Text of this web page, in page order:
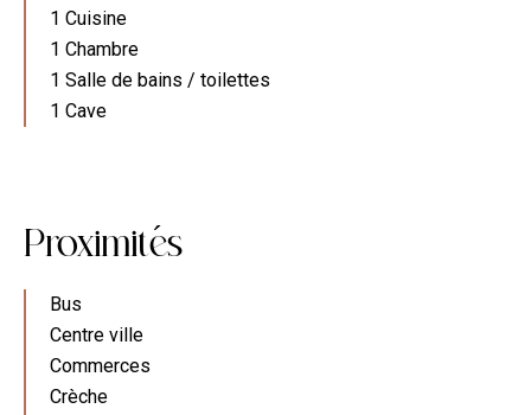
1 Cuisine
1 Chambre
1 Salle de bains / toilettes
1 Cave
Proximites
Bus
Centre ville
Commerces
Crèche